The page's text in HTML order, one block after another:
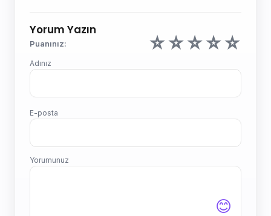
Yorum Yazın
Puanınız: ☆☆☆☆☆
Adınız
E-posta
Yorumunuz
😊